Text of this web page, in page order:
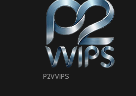
P2VVIPS